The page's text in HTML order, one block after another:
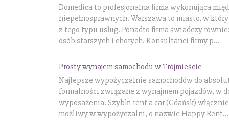
Domedica to profesjonalna firma wykonująca
niepełnosprawnych. Warszawa to miasto, w
z tego typu usług. Ponadto firma świadczy
osób starszych i chorych. Konsultanci firmy p...
Prosty wynajem samochodu w Trójmieście
Najlepsze wypożyczalnie samochodów do
formalności związane z wynajmem pojazdów, w
wyposażenia. Szybki rent a car (Gdańsk)
możliwy w wypożyczalni, o nazwie Happy Rent...